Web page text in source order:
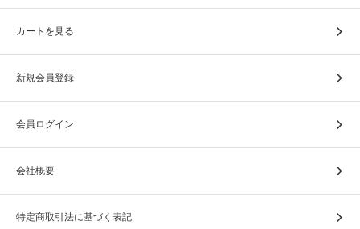
カートを見る
新規会員登録
会員ログイン
会社概要
特定商取引法に基づく表記